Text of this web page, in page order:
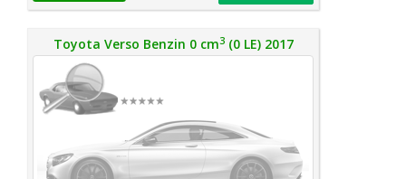
Toyota Verso Benzin 0 cm3(0 LE) 2017